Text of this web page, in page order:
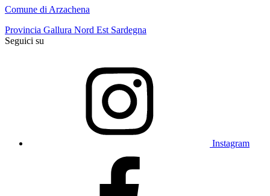
Comune di Arzachena
Provincia Gallura Nord Est Sardegna
Seguici su
Instagram